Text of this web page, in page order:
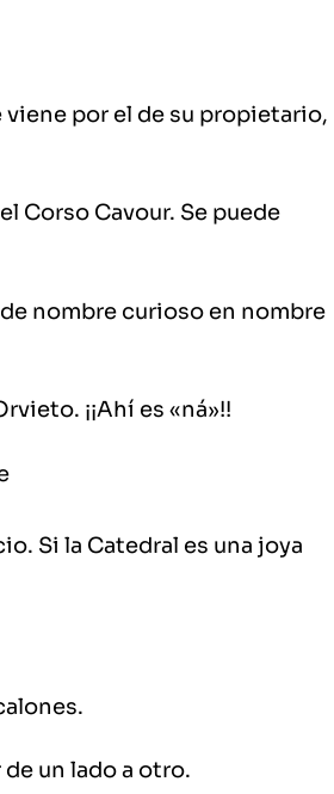
viene por el de su propietario,
Corso Cavour. Se puede
nombre curioso en nombre
¡¡Ahí es «ná»!!
Si la Catedral es una joya
un lado a otro.